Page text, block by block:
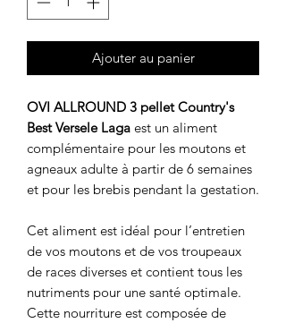
Ajouter au panier
OVI ALLROUND 3 pellet Country's
Best Versele Laga est un aliment
complémentaire pour les moutons et
agneaux adulte à partir de 6 semaines
et pour les brebis pendant la gestation.
Cet aliment est idéal pour l’entretien
de vos moutons et de vos troupeaux
de races diverses et contient tous les
nutriments pour une santé optimale.
Cette nourriture est composée de